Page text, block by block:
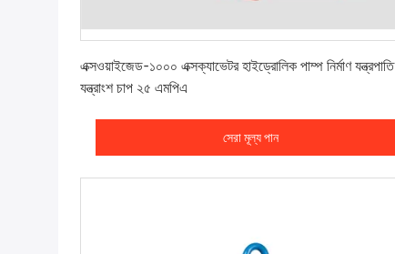
এক্সওয়াইজেড-১০০০ এক্সক্যাভেটর হাইড্রোলিক পাম্প নির্মাণ যন্ত্রপাতি
যন্ত্রাংশ চাপ ২৫ এমপিএ
সেরা মূল্য পান